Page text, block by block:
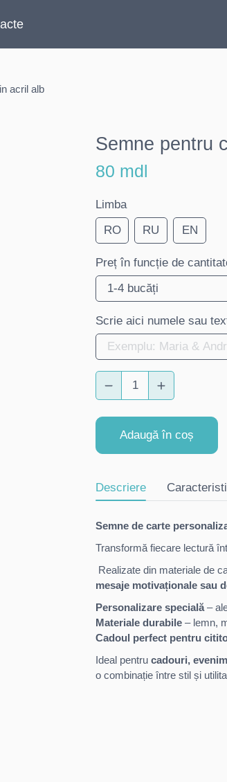
acril alb
Semne pentru
80 mdl
Limba
RO
RU EN
Preț în funcție de
Scrie aici numele sau
Adaugă în coș
Descriere
Semne de carte
Transformă fiecare lectură
Realizate din materiale de
mesaje motivaționale sau
Personalizare specială–
Materiale durabile – lemn,
Cadoul perfect pentru
Ideal pentrucadouri,
o combinație între stil și